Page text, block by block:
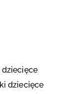
dziecięce
dziecięce